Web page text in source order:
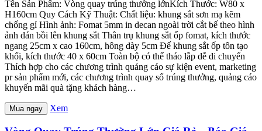
Tên Sản Phẩm: Vòng quay trúng thưởng lớnKích Thước: W80 x
H160cm Quy Cách Kỹ Thuật: Chất liệu: khung sắt sơn mạ kẽm
chống gỉ Hình ảnh: Fomat 5mm in decan ngoài trời cắt bế theo hình
ảnh dán bồi lên khung sắt Thân trụ khung sắt ốp fomat, kích thước
ngang 25cm x cao 160cm, hông dày 5cm Đế khung sắt ốp tôn tạo
khối, kích thước 40 x 60cm Toàn bộ có thể tháo lắp dễ di chuyển
Thích hợp cho các chương trình quảng cáo sự kiện event, marketing
pr sản phẩm mới, các chương trình quay số trúng thưởng, quảng cáo
khuyến mãi quà tặng khách hàng…
Mua ngay Xem